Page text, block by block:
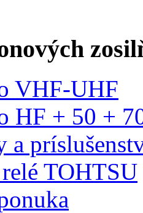
VHF-UHF
HF + 50 +
a
TOHTSU